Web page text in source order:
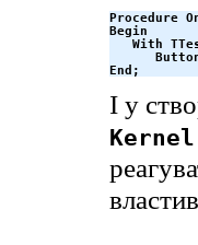
Procedure
Begin
With
End;
І у